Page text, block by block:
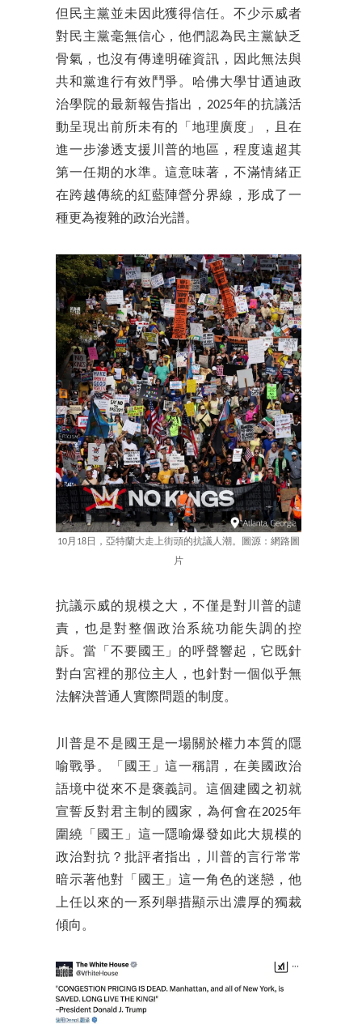
但民主黨並未因此獲得信任。不少示威者
對民主黨毫無信心，他們認為民主黨缺乏
骨氣，也沒有傳達明確資訊，因此無法與
共和黨進行有效鬥爭。哈佛大學甘迺迪政
治學院的最新報告指出，2025年的抗議活
動呈現出前所未有的「地理廣度」，且在
進一步滲透支援川普的地區，程度遠超其
第一任期的水準。這意味著，不滿情緒正
在跨越傳統的紅藍陣營分界線，形成了一
種更為複雜的政治光譜。
10月18日，亞特蘭大走上街頭的抗議人潮。圖源：網路圖
片
抗議示威的規模之大，不僅是對川普的譴
責，也是對整個政治系統功能失調的控
訴。當「不要國王」的呼聲響起，它既針
對白宮裡的那位主人，也針對一個似乎無
法解決普通人實際問題的制度。
川普是不是國王是一場關於權力本質的隱
喻戰爭。「國王」這一稱謂，在美國政治
語境中從來不是褒義詞。這個建國之初就
宣誓反對君主制的國家，為何會在2025年
圍繞「國王」這一隱喻爆發如此大規模的
政治對抗？批評者指出，川普的言行常常
暗示著他對「國王」這一角色的迷戀，他
上任以來的一系列舉措顯示出濃厚的獨裁
傾向。